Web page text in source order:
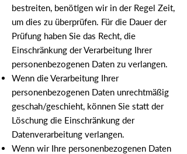
bestreiten, benötigen wir in der Regel Zeit,
um dies zu überprüfen. Für die Dauer der
Prüfung haben Sie das Recht, die
Einschränkung der Verarbeitung Ihrer
personenbezogenen Daten zu verlangen.
Wenn die Verarbeitung Ihrer
personenbezogenen Daten unrechtmäßig
geschah/geschieht, können Sie statt der
Löschung die Einschränkung der
Datenverarbeitung verlangen.
Wenn wir Ihre personenbezogenen Daten